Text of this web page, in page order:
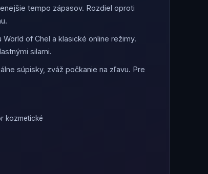
tempo zápasov. Rozdiel oproti
of Chel a klasické online režimy.
silami.
súpisky, zváž počkanie na zľavu. Pre
kozmetické